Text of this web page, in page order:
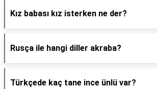
Kız babası kız isterken ne der?
Rusça ile hangi diller akraba?
Türkçede kaç tane ince ünlü var?